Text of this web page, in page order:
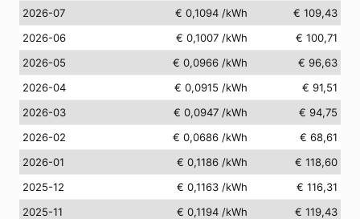
2026-07
€ 0,1094 /kWh
€ 109,43
2026-06
€ 0,1007 /kWh
€ 100,71
2026-05
€ 0,0966 /kWh
€ 96,63
2026-04
€ 0,0915 /kWh
€ 91,51
2026-03
€ 0,0947 /kWh
€ 94,75
2026-02
€ 0,0686 /kWh
€ 68,61
2026-01
€ 0,1186 /kWh
€ 118,60
2025-12
€ 0,1163 /kWh
€ 116,31
2025-11
€ 0,1194 /kWh
€ 119,43